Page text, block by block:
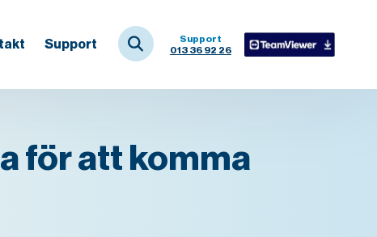
Support
Sök
efter:
Support
013 36 92 26
för att komma